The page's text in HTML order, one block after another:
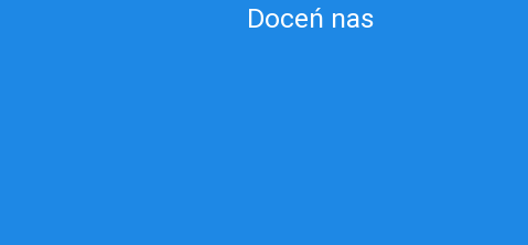
Doceń nas